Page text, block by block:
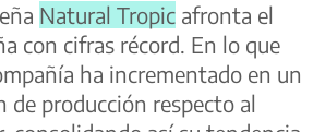
Natural Tropic afronta el
con cifras récord. En lo que
ha incrementado en un
de producción respecto al